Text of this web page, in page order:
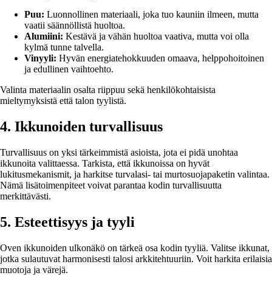
Puu: Luonnollinen materiaali, joka tuo kauniin ilmeen, mutta
vaatii säännöllistä huoltoa.
Alumiini: Kestävä ja vähän huoltoa vaativa, mutta voi olla
kylmä tunne talvella.
Vinyyli: Hyvän energiatehokkuuden omaava, helppohoitoinen
ja edullinen vaihtoehto.
Valinta materiaalin osalta riippuu sekä henkilökohtaisista
mieltymyksistä että talon tyylistä.
4. Ikkunoiden turvallisuus
Turvallisuus on yksi tärkeimmistä asioista, jota ei pidä unohtaa
ikkunoita valittaessa. Tarkista, että ikkunoissa on hyvät
lukitusmekanismit, ja harkitse turvalasi- tai murtosuojapaketin valintaa.
Nämä lisätoimenpiteet voivat parantaa kodin turvallisuutta
merkittävästi.
5. Esteettisyys ja tyyli
Oven ikkunoiden ulkonäkö on tärkeä osa kodin tyyliä. Valitse ikkunat,
jotka sulautuvat harmonisesti talosi arkkitehtuuriin. Voit harkita erilaisia
muotoja ja värejä.